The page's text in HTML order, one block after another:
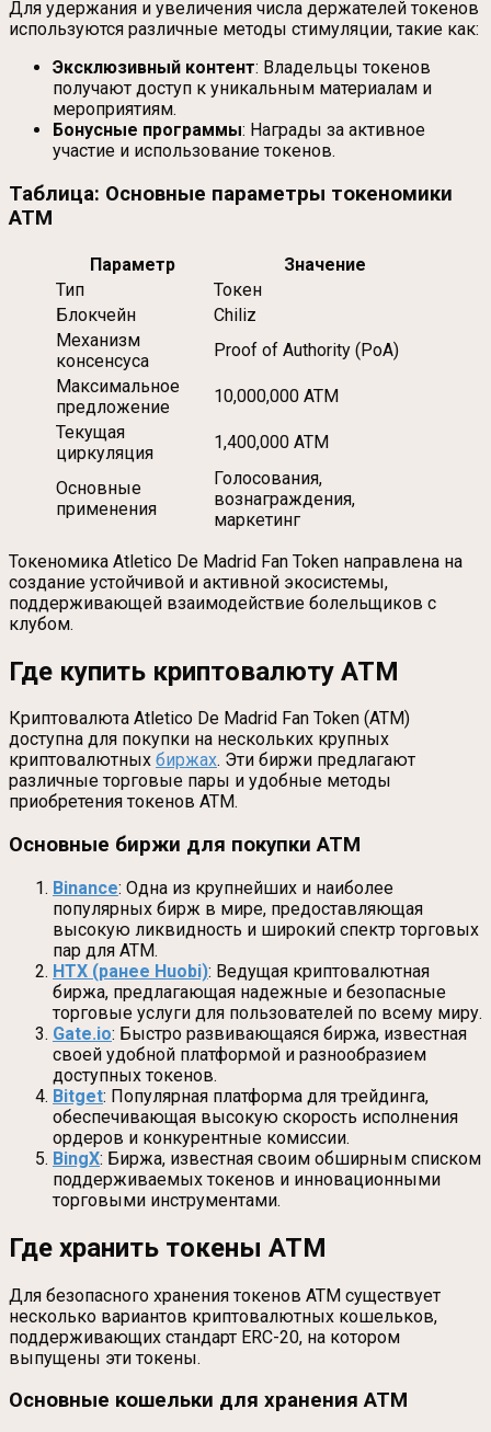
Для удержания и увеличения числа держателей токенов
используются различные методы стимуляции, такие как:
Эксклюзивный контент: Владельцы токенов
получают доступ к уникальным материалам и
мероприятиям.
Бонусные программы: Награды за активное
участие и использование токенов.
Таблица: Основные параметры токеномики
ATM
Параметр
Значение
Тип
Токен
Блокчейн
Chiliz
Механизм
консенсуса
Proof of Authority (PoA)
Максимальное
предложение
10,000,000 ATM
Текущая
циркуляция
1,400,000 ATM
Основные
применения
Голосования,
вознаграждения,
маркетинг
Токеномика Atletico De Madrid Fan Token направлена на
создание устойчивой и активной экосистемы,
поддерживающей взаимодействие болельщиков с
клубом.
Где купить криптовалюту ATM
Криптовалюта Atletico De Madrid Fan Token (ATM)
доступна для покупки на нескольких крупных
криптовалютных биржах. Эти биржи предлагают
различные торговые пары и удобные методы
приобретения токенов ATM.
Основные биржи для покупки ATM
Binance: Одна из крупнейших и наиболее
популярных бирж в мире, предоставляющая
высокую ликвидность и широкий спектр торговых
пар для ATM.
HTX (ранее Huobi): Ведущая криптовалютная
биржа, предлагающая надежные и безопасные
торговые услуги для пользователей по всему миру.
Gate.io: Быстро развивающаяся биржа, известная
своей удобной платформой и разнообразием
доступных токенов.
Bitget: Популярная платформа для трейдинга,
обеспечивающая высокую скорость исполнения
ордеров и конкурентные комиссии.
BingX: Биржа, известная своим обширным списком
поддерживаемых токенов и инновационными
торговыми инструментами.
Где хранить токены ATM
Для безопасного хранения токенов ATM существует
несколько вариантов криптовалютных кошельков,
поддерживающих стандарт ERC-20, на котором
выпущены эти токены.
Основные кошельки для хранения ATM